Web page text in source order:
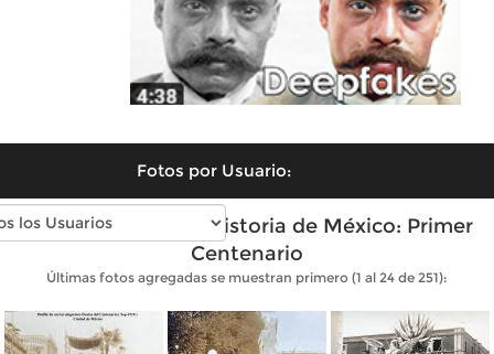
Fotos por Usuario:
Fotos antiguas de Historia de México: Primer
Centenario
Últimas fotos agregadas se muestran primero (1 al 24 de 251):